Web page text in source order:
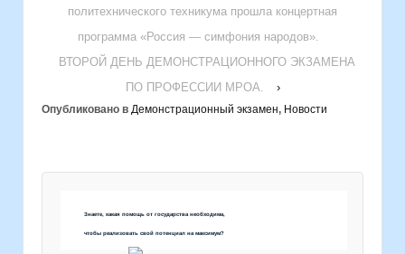
политехнического техникума прошла концертная
программа «Россия — симфония народов».
ВТОРОЙ ДЕНЬ ДЕМОНСТРАЦИОННОГО ЭКЗАМЕНА
ПО ПРОФЕССИИ МРОА.
›
Опубликовано в Демонстрационный экзамен, Новости
Знаете, какая помощь от государства необходима,
чтобы реализовать свой потенциал на максимум?